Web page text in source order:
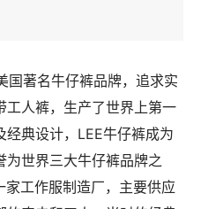
国著名牛仔裤品牌，追求实
工人裤，生产了世界上第一
典设计，LEE牛仔裤成为
世界三大牛仔裤品牌之
工作服制造厂，主要供应